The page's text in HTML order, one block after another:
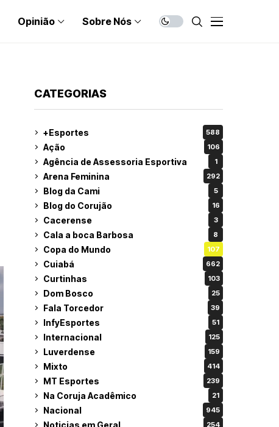
Opinião Sobre Nós
CATEGORIAS
+Esportes 588
Ação 106
Agência de Assessoria Esportiva 1
Arena Feminina 292
Blog da Cami 5
Blog do Corujão 16
Cacerense 3
Cala a boca Barbosa 8
Copa do Mundo 107
Cuiabá 662
Curtinhas 103
Dom Bosco 25
Fala Torcedor 39
InfyEsportes 51
Internacional 125
Luverdense 159
Mixto 414
MT Esportes 239
Na Coruja Acadêmico 21
Nacional 945
Noticias em Geral 254